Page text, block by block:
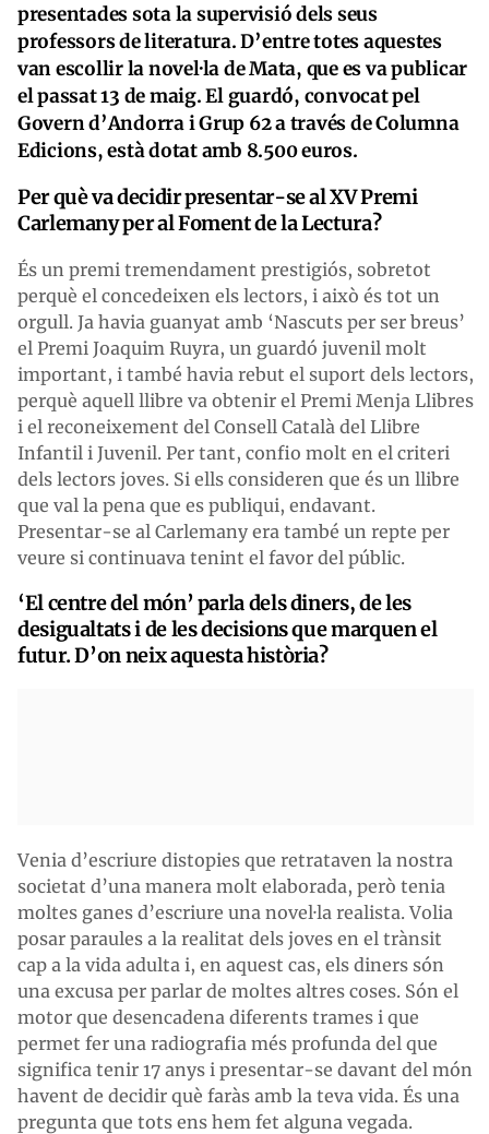
presentades sota la supervisió dels seus
professors de literatura. D’entre totes aquestes
van escollir la novel·la de Mata, que es va publicar
el passat 13 de maig. El guardó, convocat pel
Govern d’Andorra i Grup 62 a través de Columna
Edicions, està dotat amb 8.500 euros.
Per què va decidir presentar-se al XV Premi
Carlemany per al Foment de la Lectura?
És un premi tremendament prestigiós, sobretot
perquè el concedeixen els lectors, i això és tot un
orgull. Ja havia guanyat amb ‘Nascuts per ser breus’
el Premi Joaquim Ruyra, un guardó juvenil molt
important, i també havia rebut el suport dels lectors,
perquè aquell llibre va obtenir el Premi Menja Llibres
i el reconeixement del Consell Català del Llibre
Infantil i Juvenil. Per tant, confio molt en el criteri
dels lectors joves. Si ells consideren que és un llibre
que val la pena que es publiqui, endavant.
Presentar-se al Carlemany era també un repte per
veure si continuava tenint el favor del públic.
‘El centre del món’ parla dels diners, de les
desigualtats i de les decisions que marquen el
futur. D’on neix aquesta història?
Venia d’escriure distopies que retrataven la nostra
societat d’una manera molt elaborada, però tenia
moltes ganes d’escriure una novel·la realista. Volia
posar paraules a la realitat dels joves en el trànsit
cap a la vida adulta i, en aquest cas, els diners són
una excusa per parlar de moltes altres coses. Són el
motor que desencadena diferents trames i que
permet fer una radiografia més profunda del que
significa tenir 17 anys i presentar-se davant del món
havent de decidir què faràs amb la teva vida. És una
pregunta que tots ens hem fet alguna vegada.